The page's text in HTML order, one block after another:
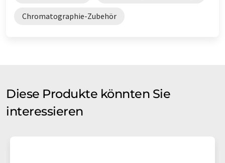
Chromatographie-Zubehör
Diese Produkte könnten Sie
interessieren